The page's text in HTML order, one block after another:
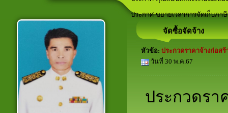
ลานกีฬาภายในพื้นที่ตำบลโคกสง่า
เวทีประชาคม ประจำปีงบประมาณ
อาสาสมัครท้องถิ่นรักษ์โลก (อถล.)
ประกาศ ขยายเวลาการจัดเก็บภ
ประกาศ คุณสมบัติและลักษณะต้อ
จัดซื้อจัดจ้าง
หัวข้อ: ประกวดราคาจ้างก่อส
วันที่ 30 พ.ค.67
ประกวดรา